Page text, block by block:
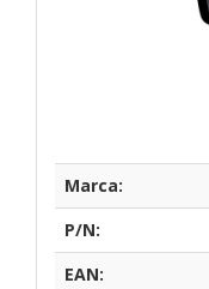
Marca:
P/N:
EAN: